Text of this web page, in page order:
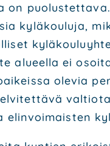
on
kylä­kou­lu­ja,
alu­eel­la ei
ole­via